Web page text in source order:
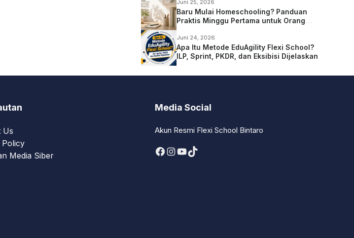
Juni 25, 2026
Baru Mulai Homeschooling? Panduan
Praktis Minggu Pertama untuk Orang
Juni 24, 2026
Apa Itu Metode EduAgility Flexi School?
ILP, Sprint, PKDR, dan Eksibisi Dijelaskan
Us
Media Siber
Media Social
Akun Resmi Flexi School Bintaro
Facebook
Instagram
YouTube
TikTok